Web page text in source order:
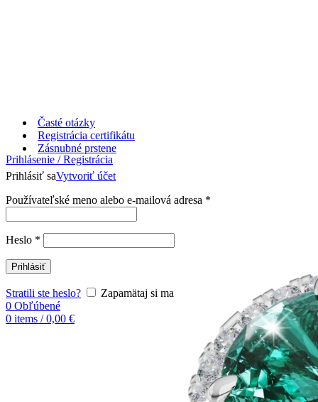
Časté otázky
Registrácia certifikátu
Prihlásenie / Registrácia
Prihlásiť saVytvoriť účet
Používateľské meno alebo e-mailová adresa *
Heslo *
Prihlásiť
Stratili ste heslo?
Zapamätaj si ma
0 Obľúbené
0 items / 0,00 €
Zásnubné prstene